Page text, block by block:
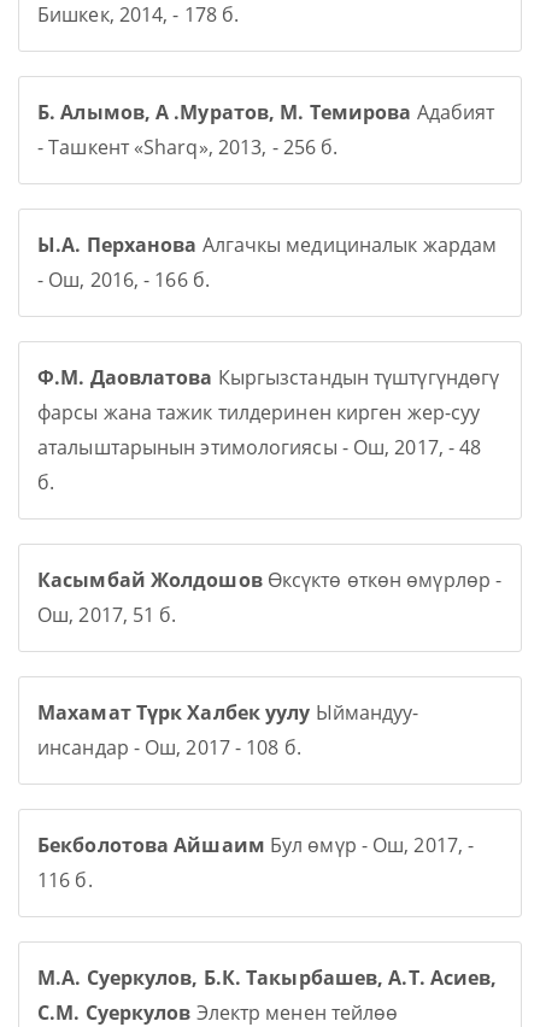
Бишкек, 2014, - 178 б.
Б. Алымов, А .Муратов, М. Темирова Адабият
- Ташкент «Sharq», 2013, - 256 б.
Ы.А. Перханова Алгачкы медициналык жардам
- Ош, 2016, - 166 б.
Ф.М. Даовлатова Кыргызстандын түштүгүндөгү
фарсы жана тажик тилдеринен кирген жер-суу
аталыштарынын этимологиясы - Ош, 2017, - 48
б.
Касымбай Жолдошов Өксүктө өткөн өмүрлөр -
Ош, 2017, 51 б.
Махамат Түрк Халбек уулу Ыймандуу-
инсандар - Ош, 2017 - 108 б.
Бекболотова Айшаим Бул өмүр - Ош, 2017, -
116 б.
М.А. Суеркулов, Б.К. Такырбашев, А.Т. Асиев,
С.М. Суеркулов Электр менен тейлөө